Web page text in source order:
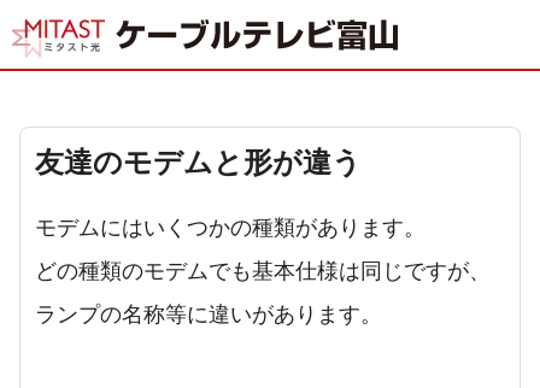
友達のモデムと形が違う
モデムにはいくつかの種類があります。
どの種類のモデムでも基本仕様は同じですが、
ランプの名称等に違いがあります。